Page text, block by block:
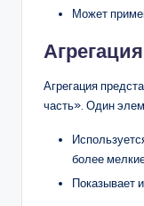
Может
Агрегация
Агрегация
часть». Один
более
Показывает